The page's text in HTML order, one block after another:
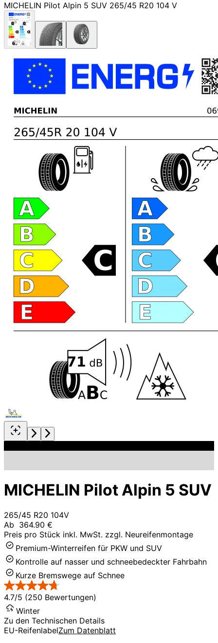
MICHELIN Pilot Alpin 5 SUV 265/45 R20 104 V
MICHELIN Pilot Alpin 5 SUV
265/45 R20 104V
Ab 364.90 €
Preis pro Stück inkl. MwSt. zzgl. Neureifenmontage
Premium-Winterreifen für PKW und SUV
Kontrolle auf nasser und schneebedeckter Fahrbahn
Kurze Bremswege auf Schnee
4.7/5 (250 Bewertungen)
Winter
Zu den Technischen Details
EU-ReifenlabelZum Datenblatt